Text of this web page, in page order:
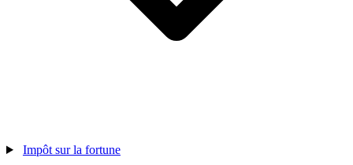
Impôt sur la fortune